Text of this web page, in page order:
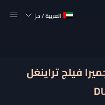
العربية/د.إ
فيلج تراينغل,